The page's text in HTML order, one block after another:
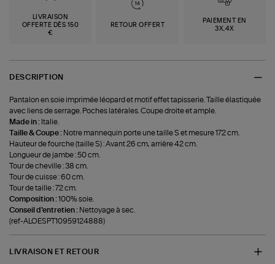
LIVRAISON
OFFERTE DÈS 150
€
RETOUR OFFERT
PAIEMENT EN
3X,4X
DESCRIPTION
Pantalon en soie imprimée léopard et motif effet tapisserie. Taille élastiquée
avec liens de serrage. Poches latérales. Coupe droite et ample.
Made in : Italie.
Taille & Coupe : Notre mannequin porte une taille S et mesure 172 cm.
Hauteur de fourche (taille S) : Avant 26 cm, arrière 42 cm.
Longueur de jambe : 50 cm.
Tour de cheville : 38 cm.
Tour de cuisse : 60 cm.
Tour de taille : 72 cm.
Composition :100% soie.
Conseil d'entretien : Nettoyage à sec.
(ref-ALOESPT10959124888)
LIVRAISON ET RETOUR